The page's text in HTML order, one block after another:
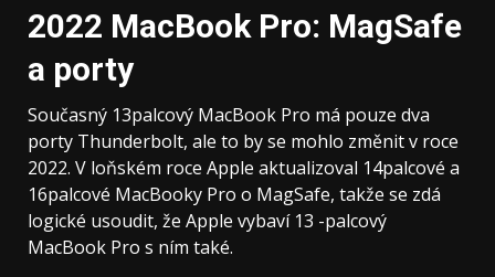
2022 MacBook Pro: MagSafe
a porty
Současný 13palcový MacBook Pro má pouze dva
porty Thunderbolt, ale to by se mohlo změnit v roce
2022. V loňském roce Apple aktualizoval 14palcové a
16palcové MacBooky Pro o MagSafe, takže se zdá
logické usoudit, že Apple vybaví 13 -palcový
MacBook Pro s ním také.